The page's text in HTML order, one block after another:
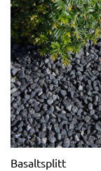
Basaltsplitt